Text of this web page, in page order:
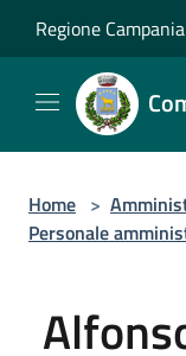
Regione Campania
Home >
Personale